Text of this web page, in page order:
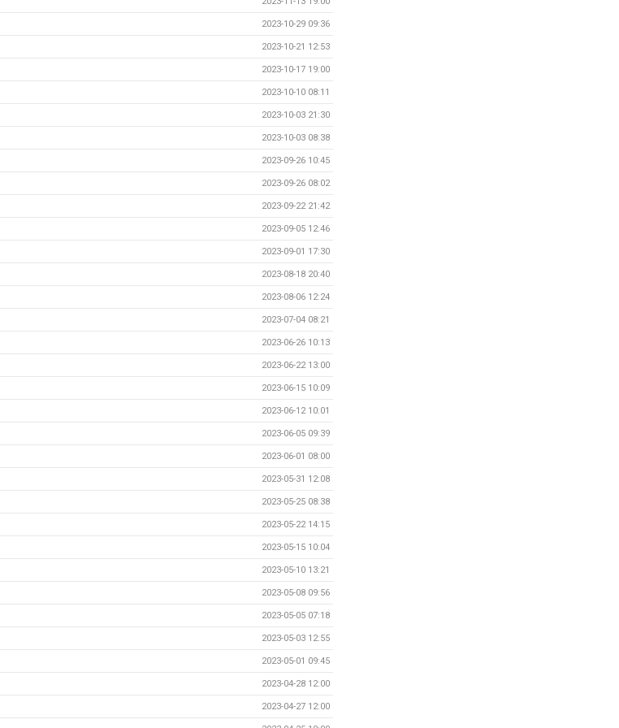
2023-10-29 09:36
2023-10-21 12:53
2023-10-17 19:00
2023-10-10 08:11
2023-10-03 21:30
2023-10-03 08:38
2023-09-26 10:45
2023-09-26 08:02
2023-09-22 21:42
2023-09-05 12:46
2023-09-01 17:30
2023-08-18 20:40
2023-08-06 12:24
2023-07-04 08:21
2023-06-26 10:13
2023-06-22 13:00
2023-06-15 10:09
2023-06-12 10:01
2023-06-05 09:39
2023-06-01 08:00
2023-05-31 12:08
2023-05-25 08:38
2023-05-22 14:15
2023-05-15 10:04
2023-05-10 13:21
2023-05-08 09:56
2023-05-05 07:18
2023-05-03 12:55
2023-05-01 09:45
2023-04-28 12:00
2023-04-27 12:00